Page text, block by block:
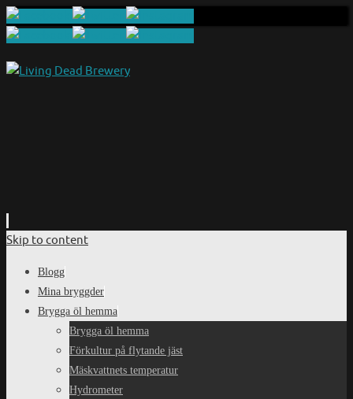
Skip to content
Blogg
Mina bryggder
Brygga öl hemma
Brygga öl hemma
Förkultur på flytande jäst
Mäskvattnets temperatur
Hydrometer